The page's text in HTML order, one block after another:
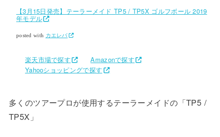
【3月15日発売】テーラーメイド TP5 / TP5X ゴルフボール 2019
年モデル
posted with カエレバ
楽天市場で探す
Amazonで探す
Yahooショッピングで探す
多くのツアープロが使用するテーラーメイドの「TP5 /
TP5X」